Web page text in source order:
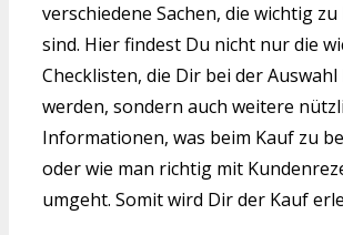
verschiedene Sachen, die wichtig
sind. Hier findest Du nicht nur die
Checklisten, die Dir bei der
werden, sondern auch weitere
Informationen, was beim Kauf zu
oder wie man richtig mit
umgeht. Somit wird Dir der Kauf